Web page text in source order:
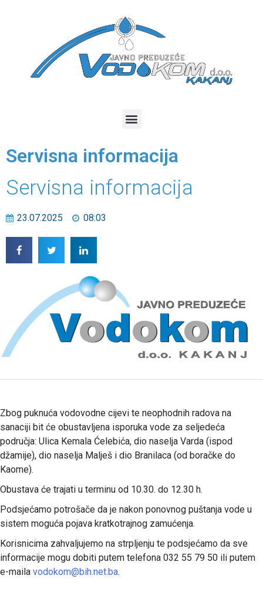
Servisna informacija
Servisna informacija
23.07.2025 08:03
Zbog puknuća vodovodne cijevi te neophodnih radova na
sanaciji bit će obustavljena isporuka vode za seljedeća
područja: Ulica Kemala Ćelebića, dio naselja Varda (ispod
džamije), dio naselja Malješ i dio Branilaca (od boračke do
Kaome).
Obustava će trajati u terminu od 10.30. do 12.30 h.
Podsjećamo potrošače da je nakon ponovnog puštanja vode u
sistem moguća pojava kratkotrajnog zamućenja.
Korisnicima zahvaljujemo na strpljenju te podsjećamo da sve
informacije mogu dobiti putem telefona 032 55 79 50 ili putem
e-maila vodokom@bih.net.ba.